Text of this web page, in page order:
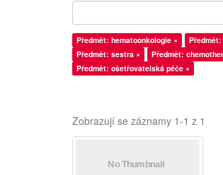
Předmět: hematoonkologie ×
Předmět: sestra ×
Předmět:
Předmět: ošetřovatelská péče ×
Zobrazují se záznamy 1-1 z 1